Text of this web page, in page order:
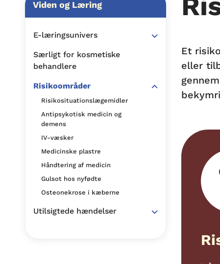
Viden og Læring
E-læringsunivers
Særligt for kosmetiske
behandlere
Risikoområder
Risikosituationslægemidler
Antipsykotisk medicin og
demens
IV-væsker
Medicinske plastre
Håndtering af medicin
Gulsot hos nyfødte
Osteonekrose i kæberne
Utilsigtede hændelser
Et
eller